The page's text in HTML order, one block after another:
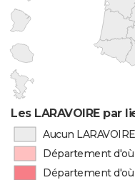
Les LARAVOIRE par
Aucun
Département d'où
Département d'où